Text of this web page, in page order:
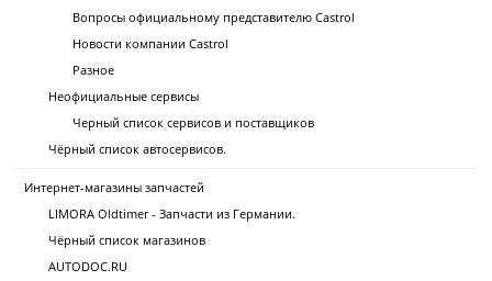
Вопросы официальному представителю Castrol
Новости компании Castrol
Разное
Неофициальные сервисы
Черный список сервисов и поставщиков
Чёрный список автосервисов.
Интернет-магазины запчастей
LIMORA Oldtimer - Запчасти из Германии.
Чёрный список магазинов
AUTODOC.RU